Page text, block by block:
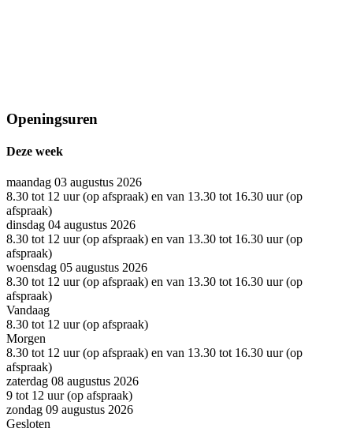
Openingsuren
Deze week
maandag 03 augustus 2026
8.30 tot 12 uur (op afspraak) en van 13.30 tot 16.30 uur (op
afspraak)
dinsdag 04 augustus 2026
8.30 tot 12 uur (op afspraak) en van 13.30 tot 16.30 uur (op
afspraak)
woensdag 05 augustus 2026
8.30 tot 12 uur (op afspraak) en van 13.30 tot 16.30 uur (op
afspraak)
Vandaag
8.30 tot 12 uur (op afspraak)
Morgen
8.30 tot 12 uur (op afspraak) en van 13.30 tot 16.30 uur (op
afspraak)
zaterdag 08 augustus 2026
9 tot 12 uur (op afspraak)
zondag 09 augustus 2026
Gesloten